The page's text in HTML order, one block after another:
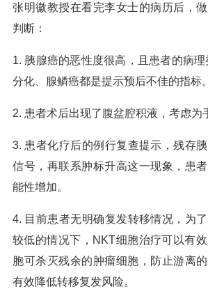
张明徽教授在看完李女士的病历后，
判断：
1. 胰腺癌的恶性度很高，且患者的病
分化、腺鳞癌都是提示预后不佳的指标。
2. 患者术后出现了腹盆腔积液，考虑为
3. 患者化疗后的例行复查提示，残存
信号，再联系肿标升高这一现象，患
能性增加。
4. 目前患者无明确复发转移情况，为
较低的情况下，NKT细胞治疗可以有
胞可杀灭残余的肿瘤细胞，防止游离
有效降低转移复发风险。